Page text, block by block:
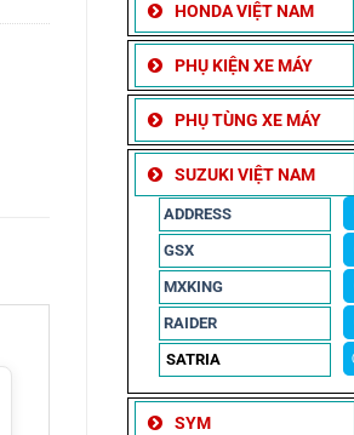
HONDA VIỆT NAM
PHỤ KIỆN XE MÁY
PHỤ TÙNG XE MÁY
SUZUKI VIỆT NAM
ADDRESS
GSX
MXKING
RAIDER
SATRIA
SYM